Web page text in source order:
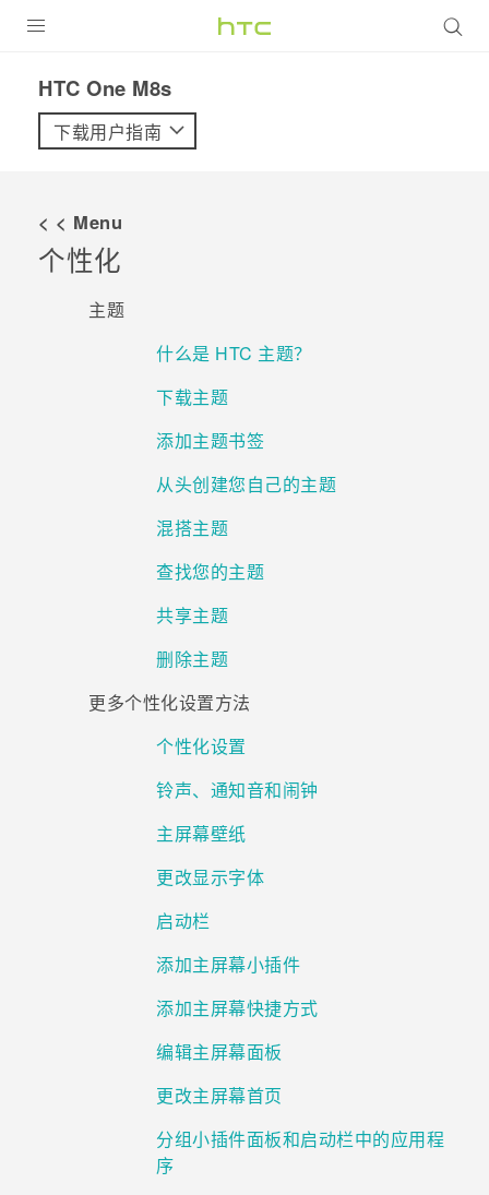
VIVE
支持帮助
在线客服
HTC One M8s‎
下载用户指南
< < Menu
个性化
主题
什么是 HTC 主题？
下载主题
添加主题书签
从头创建您自己的主题
混搭主题
查找您的主题
共享主题
删除主题
更多个性化设置方法
个性化设置
铃声、通知音和闹钟
主屏幕壁纸
更改显示字体
启动栏
添加主屏幕小插件
添加主屏幕快捷方式
编辑主屏幕面板
更改主屏幕首页
分组小插件面板和启动栏中的应用程
序